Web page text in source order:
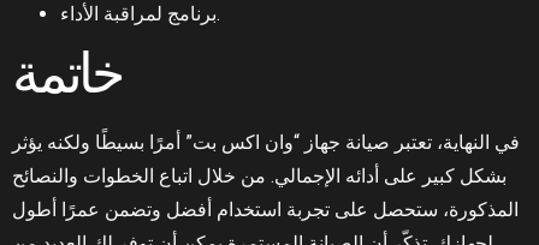
برنامج لمراقبة الأداء.
خاتمة
في النهاية، تعتبر صيانة جهاز “وان اكس بت” أمرًا بسيطًا ولكنه يؤثر
بشكل كبير على أدائه الإجمالي. من خلال اتباع الخطوات والنصائح
المذكورة، ستحصل على تجربة استخدام أفضل وتضمن عمرًا أطول